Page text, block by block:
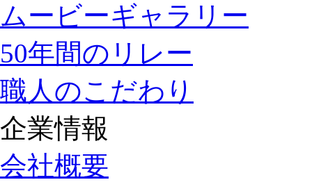
ムービーギャラリー
50年間のリレー
職人のこだわり
企業情報
会社概要